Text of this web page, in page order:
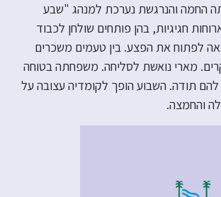
החמה והנרגשת נערכת למנהג "שבע
חגיגיות, בהן פותחים שולחן לכבוד
לפתוח את הפצע. בין טעמים משכרים
מארי נואשת לסליחה. משפחתה בטוחה
להם תודה. השבוע הופך לקומדיה עצובה על
והחמצה.